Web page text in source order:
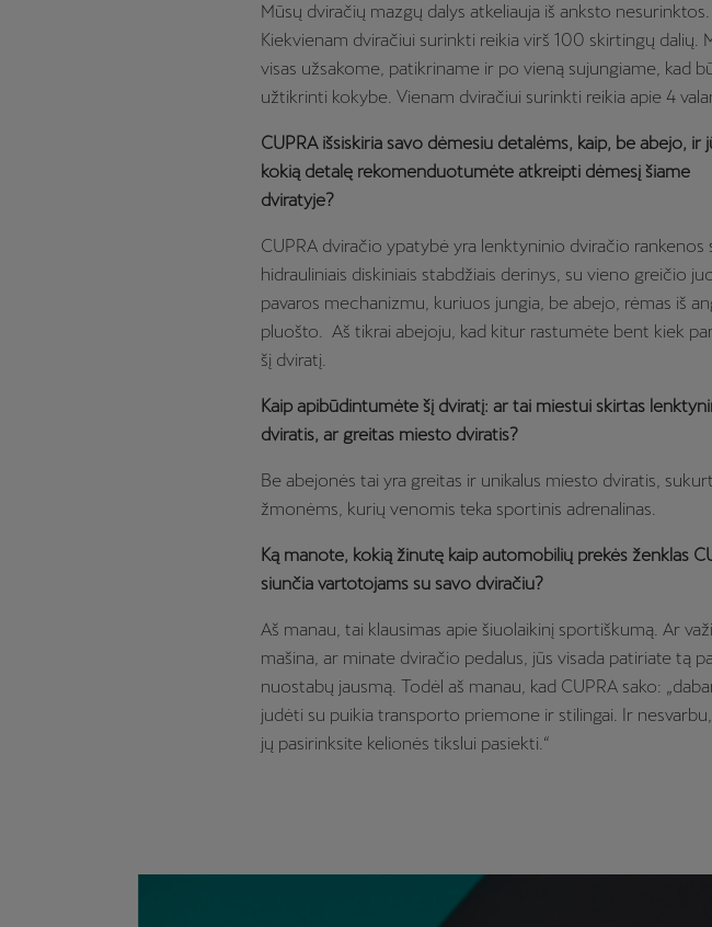
Mūsų dviračių mazgų dalys atkeliauja iš anksto nesurinktos.
Kiekvienam dviračiui surinkti reikia virš 100 skirtingų dalių.
visas užsakome, patikriname ir po vieną sujungiame, kad
užtikrinti kokybe. Vienam dviračiui surinkti reikia apie 4
CUPRA išsiskiria savo dėmesiu detalėms, kaip, be abejo, ir
kokią detalę rekomenduotumėte atkreipti dėmesį šiame
dviratyje?
CUPRA dviračio ypatybė yra lenktyninio dviračio rankenos
hidrauliniais diskiniais stabdžiais derinys, su vieno greičio
pavaros mechanizmu, kuriuos jungia, be abejo, rėmas iš
pluošto. Aš tikrai abejoju, kad kitur rastumėte bent kiek
šį dviratį.
Kaip apibūdintumėte šį dviratį: ar tai miestui skirtas
dviratis, ar greitas miesto dviratis?
Be abejonės tai yra greitas ir unikalus miesto dviratis,
žmonėms, kurių venomis teka sportinis adrenalinas.
Ką manote, kokią žinutę kaip automobilių prekės ženklas
siunčia vartotojams su savo dviračiu?
Aš manau, tai klausimas apie šiuolaikinį sportiškumą. Ar
mašina, ar minate dviračio pedalus, jūs visada patiriate tą
nuostabų jausmą. Todėl aš manau, kad CUPRA sako:
judėti su puikia transporto priemone ir stilingai. Ir
jų pasirinksite kelionės tikslui pasiekti.“